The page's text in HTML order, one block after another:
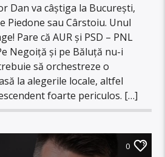
Dan va câștiga la București,
Piedone sau Cârstoiu. Unul
Pare că AUR și PSD – PNL
Negoiță și pe Băluță nu-i
să orchestreze o
la alegerile locale, altfel
foarte periculos. […]
0